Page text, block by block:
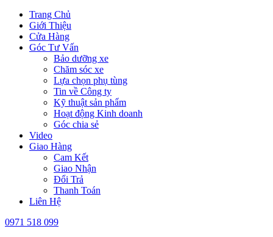
Trang Chủ
Giới Thiệu
Cửa Hàng
Góc Tư Vấn
Bảo dưỡng xe
Chăm sóc xe
Lựa chọn phụ tùng
Tin về Công ty
Kỹ thuật sản phẩm
Hoạt động Kinh doanh
Góc chia sẻ
Video
Giao Hàng
Cam Kết
Giao Nhận
Đổi Trả
Thanh Toán
Liên Hệ
0971 518 099